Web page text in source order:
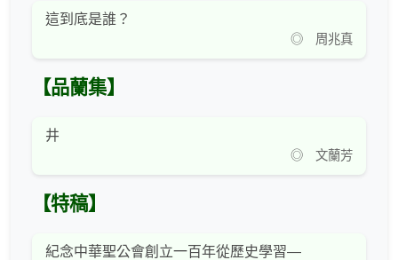
這到底是誰？
◎ 周兆真
【品蘭集】
井
◎ 文蘭芳
【特稿】
紀念中華聖公會創立一百年從歷史學習—